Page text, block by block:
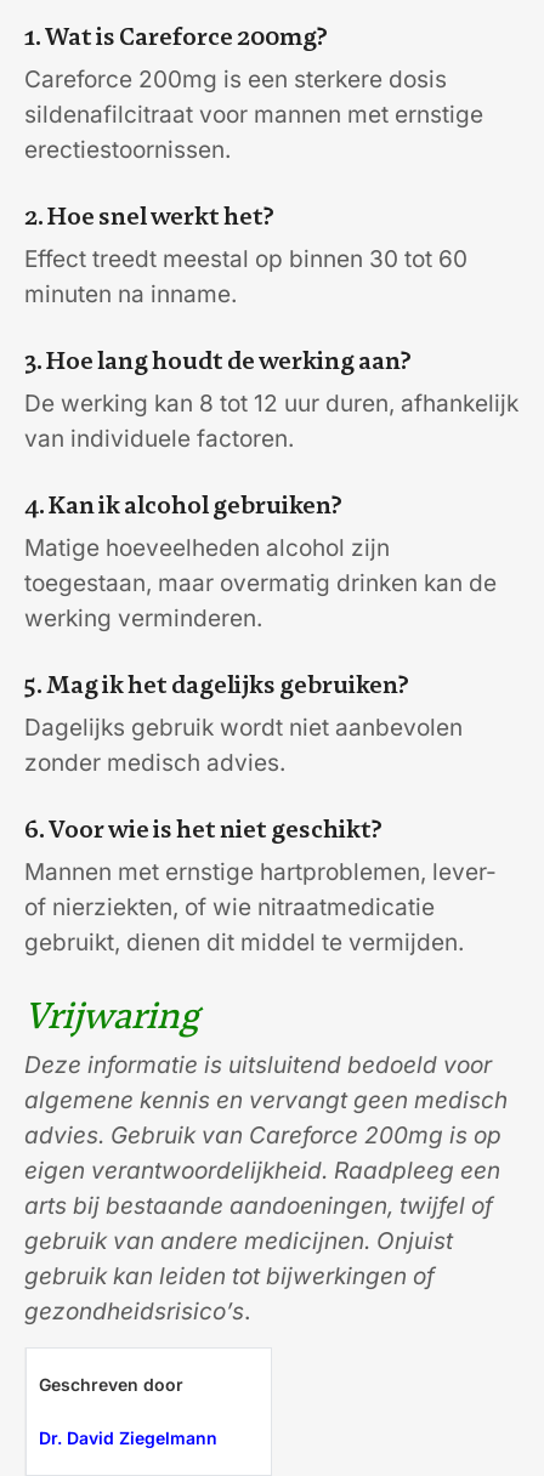
1. Wat is Careforce 200mg?
Careforce 200mg is een sterkere dosis
sildenafilcitraat voor mannen met ernstige
erectiestoornissen.
2. Hoe snel werkt het?
Effect treedt meestal op binnen 30 tot 60
minuten na inname.
3. Hoe lang houdt de werking aan?
De werking kan 8 tot 12 uur duren, afhankelijk
van individuele factoren.
4. Kan ik alcohol gebruiken?
Matige hoeveelheden alcohol zijn
toegestaan, maar overmatig drinken kan de
werking verminderen.
5. Mag ik het dagelijks gebruiken?
Dagelijks gebruik wordt niet aanbevolen
zonder medisch advies.
6. Voor wie is het niet geschikt?
Mannen met ernstige hartproblemen, lever-
of nierziekten, of wie nitraatmedicatie
gebruikt, dienen dit middel te vermijden.
Vrijwaring
Deze informatie is uitsluitend bedoeld voor
algemene kennis en vervangt geen medisch
advies. Gebruik van Careforce 200mg is op
eigen verantwoordelijkheid. Raadpleeg een
arts bij bestaande aandoeningen, twijfel of
gebruik van andere medicijnen. Onjuist
gebruik kan leiden tot bijwerkingen of
gezondheidsrisico’s.
Geschreven door
Dr. David Ziegelmann